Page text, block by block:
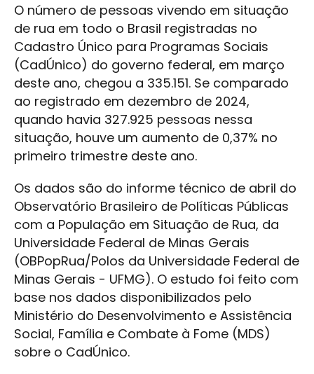
O número de pessoas vivendo em situação
de rua em todo o Brasil registradas no
Cadastro Único para Programas Sociais
(CadÚnico) do governo federal, em março
deste ano, chegou a 335.151. Se comparado
ao registrado em dezembro de 2024,
quando havia 327.925 pessoas nessa
situação, houve um aumento de 0,37% no
primeiro trimestre deste ano.
Os dados são do informe técnico de abril do
Observatório Brasileiro de Políticas Públicas
com a População em Situação de Rua, da
Universidade Federal de Minas Gerais
(OBPopRua/Polos da Universidade Federal de
Minas Gerais - UFMG). O estudo foi feito com
base nos dados disponibilizados pelo
Ministério do Desenvolvimento e Assistência
Social, Família e Combate à Fome (MDS)
sobre o CadÚnico.